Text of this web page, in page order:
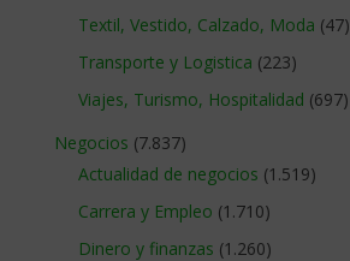
Textil, Vestido, Calzado, Moda (47)
Transporte y Logistica (223)
Viajes, Turismo, Hospitalidad (697)
Negocios (7.837)
Actualidad de negocios (1.519)
Carrera y Empleo (1.710)
Dinero y finanzas (1.260)